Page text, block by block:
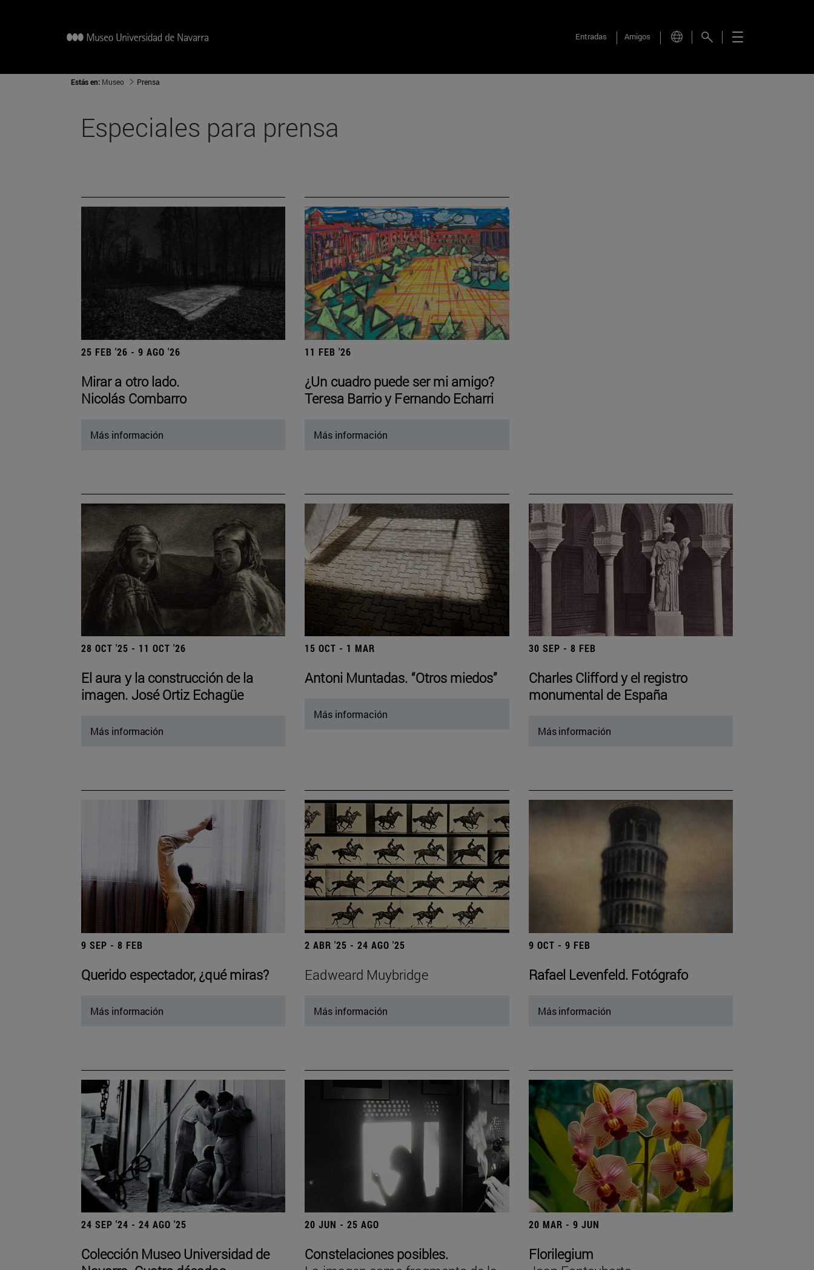
Entradas Amigos
Estás en: Museo Prensa
Especiales para prensa
25 FEB '26 - 9 AGO '26
Mirar a otro lado.
Nicolás Combarro
Más información
11 FEB '26
¿Un cuadro puede ser mi amigo?
Teresa Barrio y Fernando Echarri
Más información
28 OCT '25 - 11 OCT '26
El aura y la construcción de la
imagen. José Ortiz Echagüe
Más información
15 OCT - 1 MAR
Antoni Muntadas. “Otros miedos”
Más información
30 SEP - 8 FEB
Charles Clifford y el registro
monumental de España
Más información
9 SEP - 8 FEB
Querido espectador, ¿qué miras?
Más información
2 ABR '25 - 24 AGO '25
Eadweard Muybridge
Más información
9 OCT - 9 FEB
Rafael Levenfeld. Fotógrafo
Más información
24 SEP '24 - 24 AGO '25
Colección Museo Universidad de
20 JUN - 25 AGO
Constelaciones posibles.
20 MAR - 9 JUN
Florilegium